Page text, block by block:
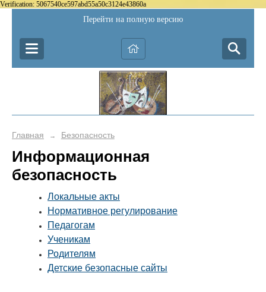
Verification: 5067540ce597abd55a50c3124e43860a
Перейти на полную версию
Главная → Безопасность
Информационная
безопасность
Локальные акты
Нормативное регулирование
Педагогам
Ученикам
Родителям
Детские безопасные сайты